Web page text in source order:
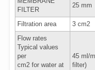
FILTER
25 mm
Filtration area 3 cm2
Flow rates
Typical values
per
cm2 for water at
45 ml/
filter)